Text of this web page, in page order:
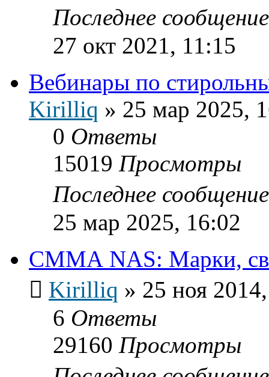
Последнее
27 окт 2021, 11:15
Вебинары по
Kirilliq » 25 мар 2025,
0 Ответы
15019 Просмотры
Последнее
25 мар 2025, 16:02
СММА NAS: Марки,
Kirilliq » 25 ноя
6 Ответы
29160 Просмотры